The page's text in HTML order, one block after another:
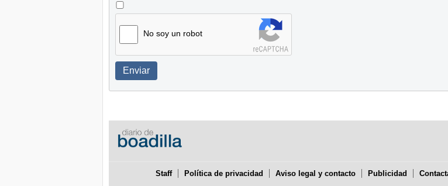
No soy un robot
Enviar
Staff Política de privacidad Aviso legal y contacto Publicidad